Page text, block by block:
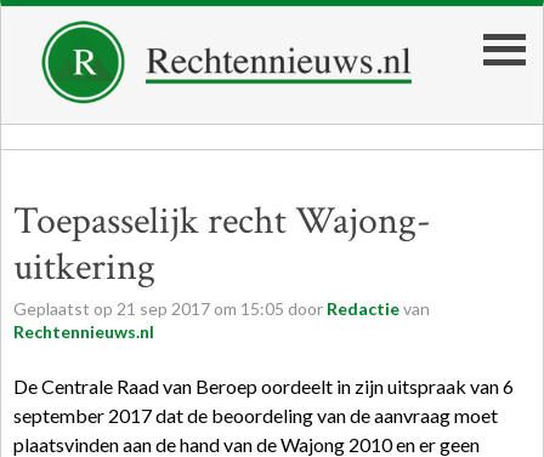
Toepasselijk recht Wajong-
uitkering
Geplaatst op 21 sep 2017 om 15:05 door Redactievan
Rechtennieuws.nl
De Centrale Raad van Beroep oordeelt in zijn uitspraak van 6
september 2017 dat de beoordeling van de aanvraag moet
plaatsvinden aan de hand van de Wajong 2010 en er geen